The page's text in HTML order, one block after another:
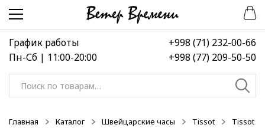
Перейти
навигации
Перейти
содержимому
График работы
Пн-Сб | 11:00-20:00
+998 (71) 232-00-66
+998 (77) 209-50-50
Искать:
Главная Каталог Швейцарские часы Tissot
Tissot